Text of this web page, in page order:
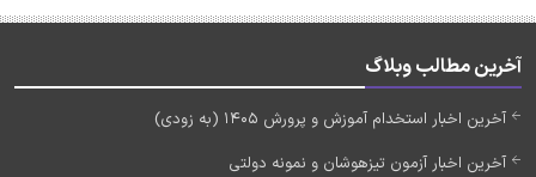
آخرین مطالب وبلاگ
آخرین اخبار استخدام آموزش و پرورش 1405 (به زودی)
آخرین اخبار آزمون تیزهوشان و نمونه دولتی